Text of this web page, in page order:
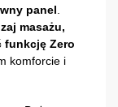
panel
masażu,
funkcję Zero
komforcie i